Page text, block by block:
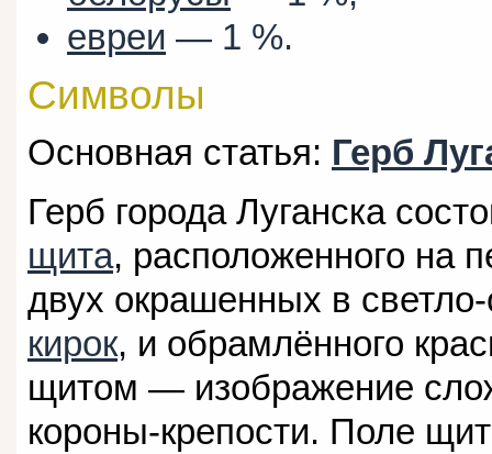
евреи — 1 %.
Символы
Основная статья: Герб
Герб города Луганска
щита, расположенного на
двух окрашенных в
кирок, и обрамлённого
щитом — изображение
короны-крепости. Поле